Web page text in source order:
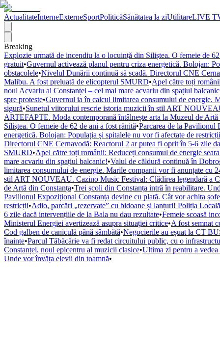
ActualitateInterneExterneSportPoliticăSănătatea la ziUtilitareLIVE
Breaking
Explozie urmată de incendiu la o locuință din Siliștea. O femeie de
gratuit•Guvernul activează planul pentru criza energetică. Bolojan:
obstacolele•Nivelul Dunării continuă să scadă. Directorul CNE
Malibu. A fost preluată de elicopterul SMURD•Apel către toți
noul Acvariu al Constanței – cel mai mare acvariu din spațiul
spre proteste•Guvernul ia în calcul limitarea consumului de energie.
sigură•Sunetul viitorului rescrie istoria muzicii în stil ART
ARTEFAPTE. Moda contemporană întâlnește arta la Muzeul de Artă
Siliștea. O femeie de 62 de ani a fost rănită•Parcarea de la Pavilionul
energetică. Bolojan: Populația și spitalele nu vor fi afectate de restricții
Directorul CNE Cernavodă: Reactorul 2 ar putea fi oprit în 5-6 zile
SMURD•Apel către toți românii: Reduceți consumul de energie
mare acvariu din spațiul balcanic!•Valul de căldură continuă în
limitarea consumului de energie. Marile companii vor fi anunțate cu
stil ART NOUVEAU. Cazino Music Festival: Clădirea legendară a
de Artă din Constanța•Trei școli din Constanța intră în reabilitare.
Pavilionul Expozițional Constanța devine cu plată. Cât vor achita
restricții•Adio, parcări „rezervate” cu bidoane și lanțuri! Poliția
6 zile dacă intervențiile de la Bala nu dau rezultate•Femeie scoasă
Ministerul Energiei avertizează asupra situației critice•A fost semnat
Cod galben de caniculă până sâmbătă•Negocierile au eșuat la CT
înainte•Parcul Tăbăcărie va fi redat circuitului public, cu o
Constanței, noul epicentru al muzicii clasice•Ultima zi pentru a
Unde vor învăța elevii din toamnă•